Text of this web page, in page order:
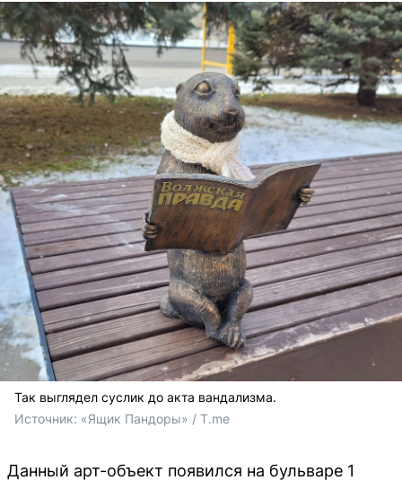
Так выглядел суслик до акта вандализма.
Источник: «Ящик Пандоры» / T.me
Данный арт-объект появился на бульваре 1